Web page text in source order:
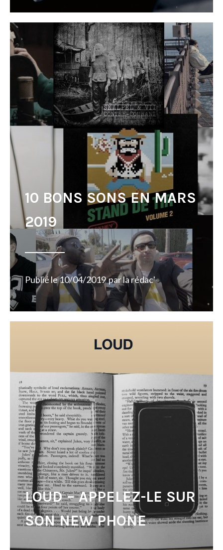
10 BONS SONS EN MARS
2019
Publié le10/04/2019 parla rédac'
LOUD – APPELEZ-LE SUR
SON NEW PHONE